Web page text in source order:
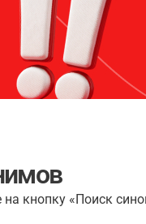
на кнопку «Поиск